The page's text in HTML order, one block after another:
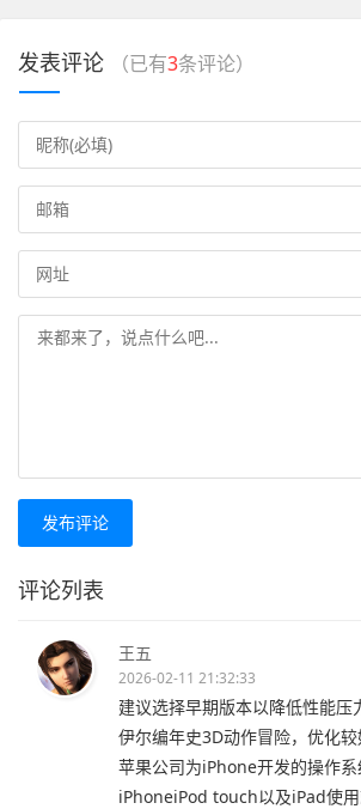
发表评论 （已有3条评论）
发布评论
评论列表
王五
2026-02-11 21:32:33
建议选择早期版本以降低性能压
伊尔编年史3D动作冒险，优化
苹果公司为iPhone开发的操作
iPhoneiPod touch以及iPad使